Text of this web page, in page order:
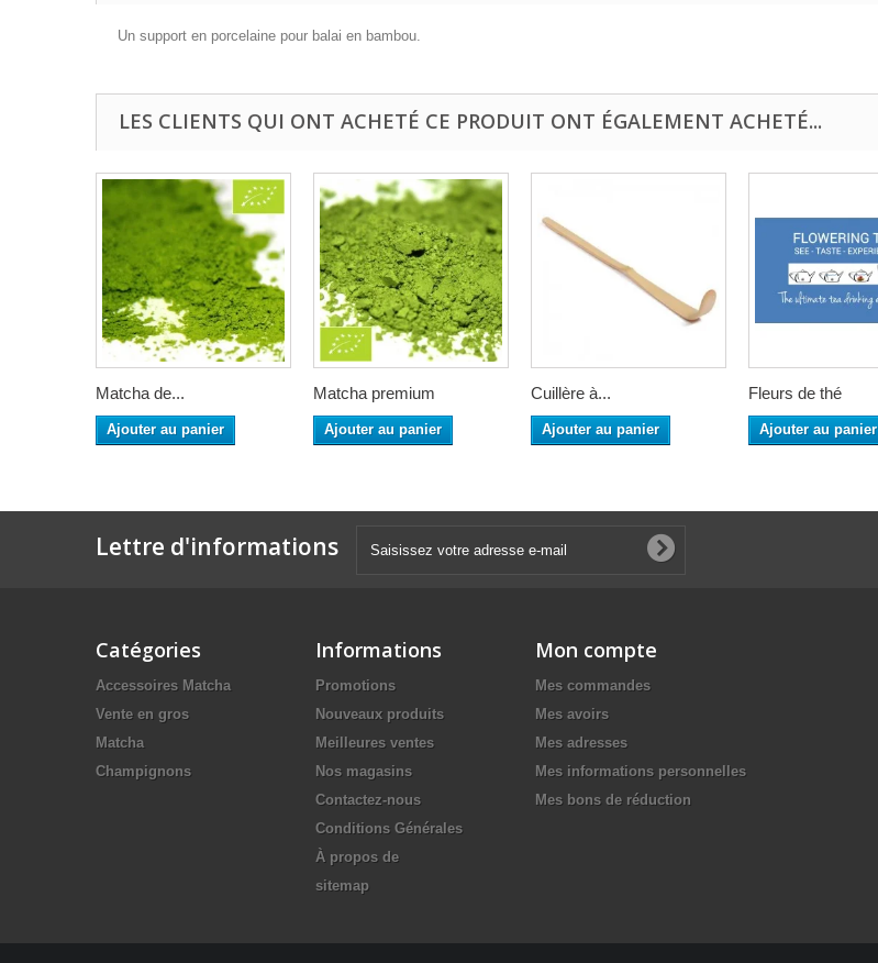
Un support en porcelaine pour balai en bambou.
LES CLIENTS QUI ONT ACHETÉ CE PRODUIT ONT ÉGALEMENT ACHETÉ...
Matcha de...
Ajouter au panier
Matcha premium
Ajouter au panier
Cuillère à...
Ajouter au panier
Fleurs de thé
Ajouter au panier
Lettre d'informations
Catégories
Accessoires Matcha
Vente en gros
Matcha
Champignons
Informations
Promotions
Nouveaux produits
Meilleures ventes
Nos magasins
Contactez-nous
Conditions Générales
À propos de
sitemap
Mon compte
Mes commandes
Mes avoirs
Mes adresses
Mes informations personnelles
Mes bons de réduction